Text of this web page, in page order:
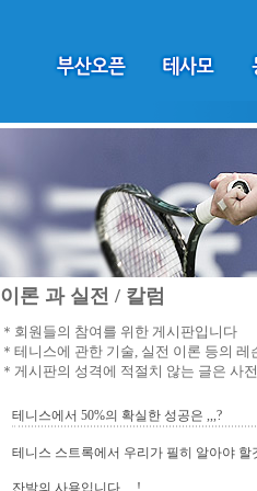
이론 과 실전 / 칼럼
＊회원들의 참여를 위한 게시판입니다
＊테니스에 관한 기술, 실전 이론 등의
＊게시판의 성격에 적절치 않는 글은 사
테니스에서 50%의 확실한 성공은 ,,,?
테니스 스트록에서 우리가 필히 알아야 할
잔발의 사용입니다 ,,,,!